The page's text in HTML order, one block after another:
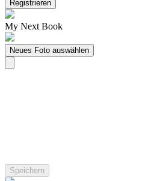
Registrieren
My Next Book
Neues Foto auswählen